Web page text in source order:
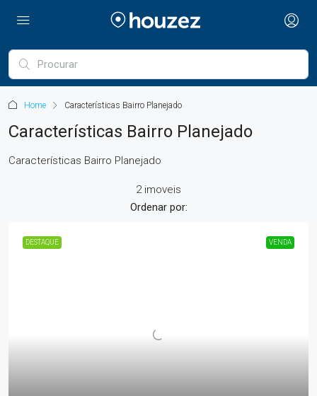
Home Características Bairro Planejado
Características Bairro Planejado
Características Bairro Planejado
2 imoveis
Ordenar por:
DESTAQUE VENDA